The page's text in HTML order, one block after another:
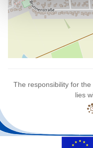
The responsibility for
lies